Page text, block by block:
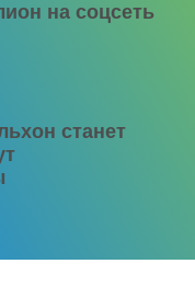
на соцсеть
станет